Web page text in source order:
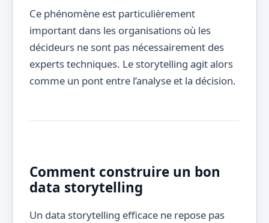
Ce phénomène est particulièrement
important dans les organisations où les
décideurs ne sont pas nécessairement des
experts techniques. Le storytelling agit alors
comme un pont entre l’analyse et la décision.
Comment construire un bon
data storytelling
Un data storytelling efficace ne repose pas